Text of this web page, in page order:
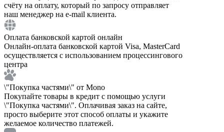
счёту на оплату, который по запросу отправляет
наш менеджер на e-mail клиента.
Оплата банковской картой онлайн
Онлайн-оплата банковской картой Visa, MasterCard
осуществляется с использованием процессингового
центра
\"Покупка частями\" от Mono
Покупайте товары в кредит с помощью услуги
\"Покупка частями\". Оплачивая заказ на сайте,
просто выберите этот способ оплаты и укажите
желаемое количество платежей.